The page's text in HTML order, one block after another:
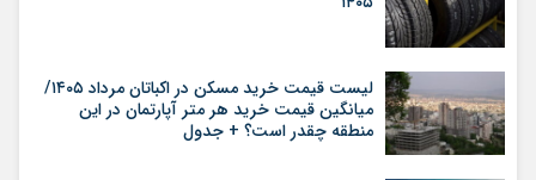
لیست قیمت خرید مسکن در اکباتان مرداد ۱۴۰۵/
میانگین قیمت خرید هر متر آپارتمان در این
منطقه چقدر است؟ + جدول